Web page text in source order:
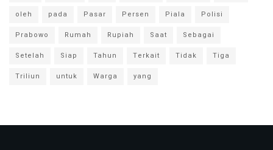
oleh
pada Pasar Persen Piala
Polisi
Prabowo
Rumah Rupiah Saat
Sebagai
Setelah
Siap Tahun Terkait Tidak
Tiga
Triliun
untuk Warga yang